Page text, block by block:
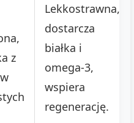
z
Lekkostrawna,
dostarcza
białka i
omega-3,
wspiera
regenerację.